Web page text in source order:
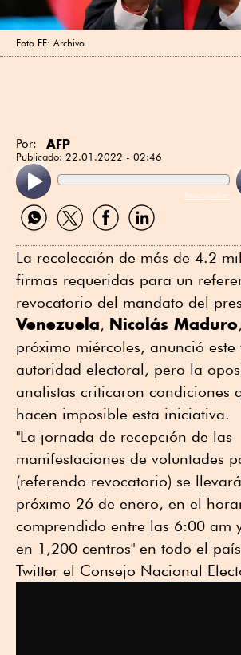
Foto EE: Archivo
Por: AFP
Publicado: 22.01.2022 - 02:46
ReadSpeaker
Compartir
por
Compartir
por
Compartir
por
Compartir
por
La recolección de más de 4.2
firmas requeridas para un
revocatorio del mandato del
Venezuela, Nicolás Maduro
próximo miércoles, anunció este
autoridad electoral, pero la
analistas criticaron condiciones
hacen imposible esta iniciativa.
"La jornada de recepción de las
manifestaciones de voluntades
(referendo revocatorio) se
próximo 26 de enero, en el
comprendido entre las 6:00 am
en 1,200 centros" en todo el
Twitter el Consejo Nacional